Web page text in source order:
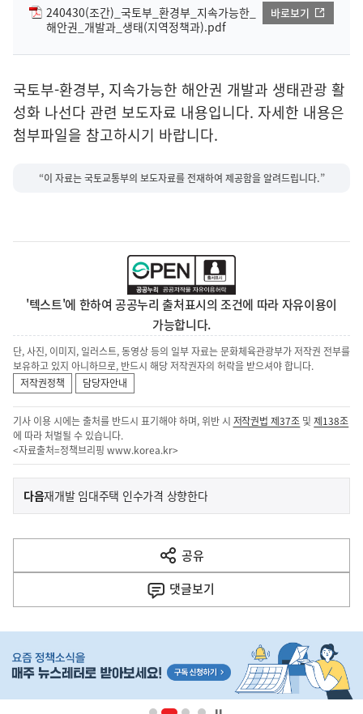
240430(조간)_국토부_환경부_지속가능한_
해안권_개발과_생태(지역정책과).pdf
바로보기
국토부-환경부, 지속가능한 해안권 개발과 생태관광 활
성화 나선다 관련 보도자료 내용입니다. 자세한 내용은
첨부파일을 참고하시기 바랍니다.
“이 자료는 국토교통부의 보도자료를 전재하여 제공함을 알려드립니다.”
'텍스트'에 한하여 공공누리 출처표시의 조건에 따라 자유이용이
가능합니다.
단, 사진, 이미지, 일러스트, 동영상 등의 일부 자료는 문화체육관광부가 저작권 전부를
보유하고 있지 아니하므로, 반드시 해당 저작권자의 허락을 받으셔야 합니다.
저작권정책
담당자안내
기사 이용 시에는 출처를 반드시 표기해야 하며, 위반 시 저작권법 제37조 및제138조
에 따라 처벌될 수 있습니다.
<자료출처=정책브리핑 www.korea.kr>
이
전
다
음
다음기
재개발 임대주택 인수가격 상향한다
공유
열
기
댓글보기
단